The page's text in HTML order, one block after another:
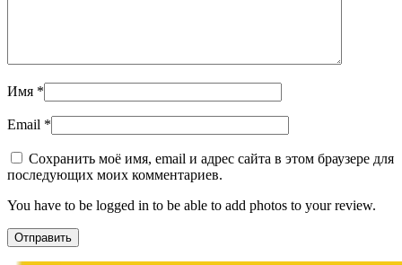
Имя *
Email *
Сохранить моё имя, email и адрес сайта в этом браузере для
последующих моих комментариев.
You have to be logged in to be able to add photos to your review.